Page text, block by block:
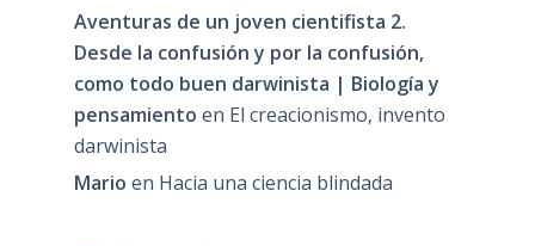
Aventuras de un joven cientifista 2.
Desde la confusión y por la confusión,
como todo buen darwinista | Biología y
pensamiento en El creacionismo, invento
darwinista
Mario en Hacia una ciencia blindada